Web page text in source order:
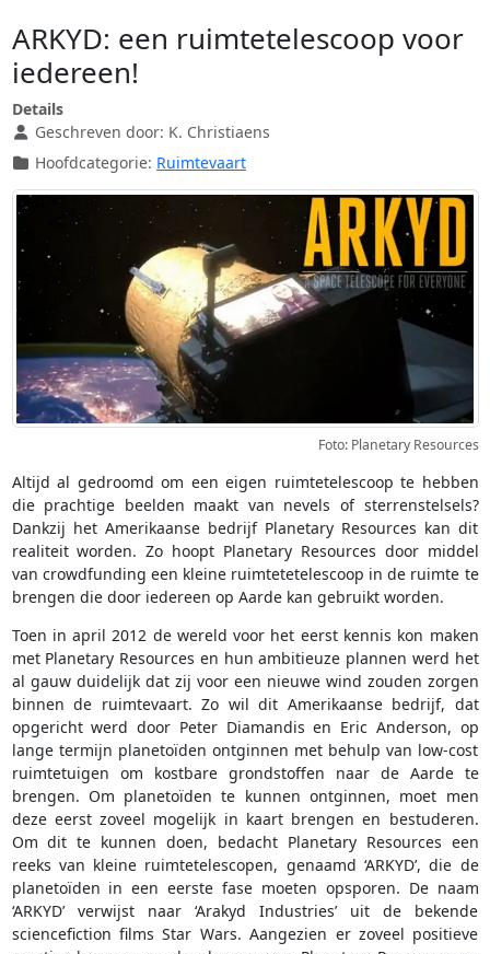
ARKYD: een ruimtetelescoop voor
iedereen!
Details
Geschreven door: K. Christiaens
Hoofdcategorie: Ruimtevaart
Foto: Planetary Resources
Altijd al gedroomd om een eigen ruimtetelescoop te hebben
die prachtige beelden maakt van nevels of sterrenstelsels?
Dankzij het Amerikaanse bedrijf Planetary Resources kan dit
realiteit worden. Zo hoopt Planetary Resources door middel
van crowdfunding een kleine ruimtetetelescoop in de ruimte te
brengen die door iedereen op Aarde kan gebruikt worden.
Toen in april 2012 de wereld voor het eerst kennis kon maken
met Planetary Resources en hun ambitieuze plannen werd het
al gauw duidelijk dat zij voor een nieuwe wind zouden zorgen
binnen de ruimtevaart. Zo wil dit Amerikaanse bedrijf, dat
opgericht werd door Peter Diamandis en Eric Anderson, op
lange termijn planetoïden ontginnen met behulp van low-cost
ruimtetuigen om kostbare grondstoffen naar de Aarde te
brengen. Om planetoïden te kunnen ontginnen, moet men
deze eerst zoveel mogelijk in kaart brengen en bestuderen.
Om dit te kunnen doen, bedacht Planetary Resources een
reeks van kleine ruimtetelescopen, genaamd ‘ARKYD’, die de
planetoïden in een eerste fase moeten opsporen. De naam
‘ARKYD’ verwijst naar ‘Arakyd Industries’ uit de bekende
sciencefiction films Star Wars. Aangezien er zoveel positieve